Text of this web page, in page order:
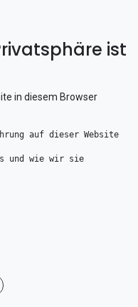
ist
in diesem Browser
auf dieser Website
und wie wir sie